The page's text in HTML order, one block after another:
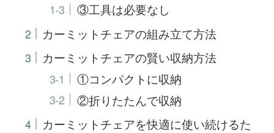
③工具は必要なし
カーミットチェアの組み立て方法
カーミットチェアの賢い収納方法
①コンパクトに収納
②折りたたんで収納
カーミットチェアを快適に使い続けるた